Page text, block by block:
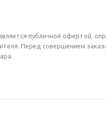
публичной офертой,
Перед совершением